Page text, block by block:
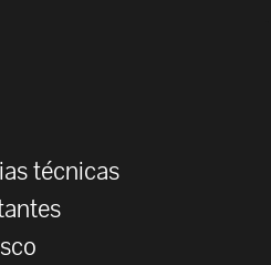
técnicas